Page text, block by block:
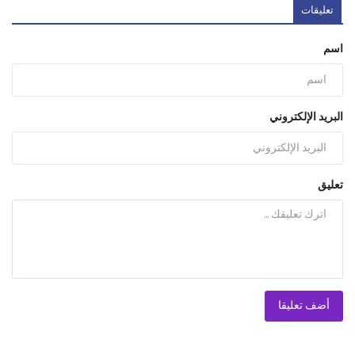
تعليقات
اسم
البريد الإلكتروني
تعليق
أضف تعليقا